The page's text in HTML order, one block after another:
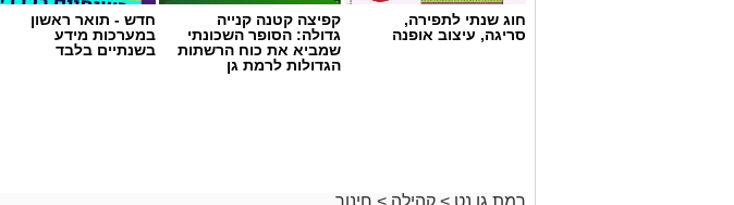
חוג שנתי לתפירה,
סריגה, עיצוב אופנה
קפיצה קטנה קנייה
גדולה: הסופר השכונתי
שמביא את כוח הרשתות
הגדולות לרמת גן
חדש - תואר ראשון
במערכות מידע
בשנתיים בלבד
רמת גן נט > קהילה > חינוך